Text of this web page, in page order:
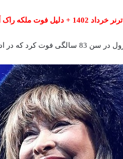
فوت ملکه راک اَند رول